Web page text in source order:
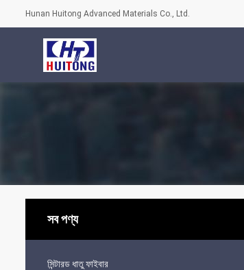
Hunan Huitong Advanced Materials Co., Ltd.
সব পণ্য
সিন্টারড ধাতু ফাইবার